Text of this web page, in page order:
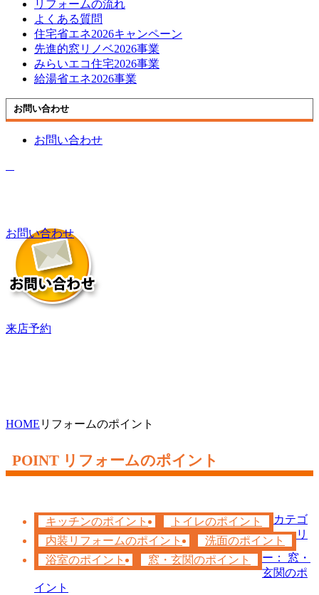
リフォームの流れ
よくある質問
住宅省エネ2026キャンペーン
先進的窓リノベ2026事業
みらいエコ住宅2026事業
給湯省エネ2026事業
お問い合わせ
お問い合わせ
お問い合わせ
来店予約
HOME リフォームのポイント
リフォームのポイント
キッチンのポイント
トイレのポイント
内装リフォームのポイント
洗面のポイント
浴室のポイント
窓・玄関のポイント
カテゴ
リ
ー： 窓・
玄関のポ
イント